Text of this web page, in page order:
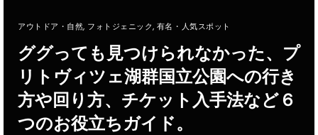
アウトドア・自然, フォトジェニック, 有名・人気スポット
ググっても見つけられなかった、プ
リトヴィツェ湖群国立公園への行き
方や回り方、チケット入手法など６
つのお役立ちガイド。